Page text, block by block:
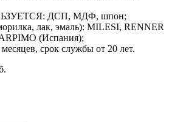
ДСП, МДФ, шпон;
лак, эмаль): MILESI, RENNER
(Испания);
месяцев, срок службы от 20 лет.